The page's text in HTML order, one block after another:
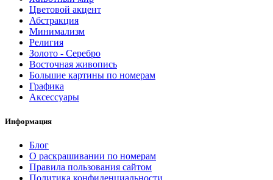
Цветовой акцент
Абстракция
Минимализм
Религия
Золото - Серебро
Восточная живопись
Большие картины по номерам
Графика
Аксессуары
Информация
Блог
О раскрашивании по номерам
Правила пользования сайтом
Политика конфиденциальности